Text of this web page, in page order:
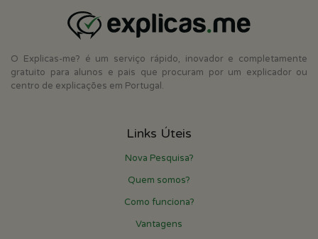
O Explicas-me? é um serviço rápido, inovador e completamente
gratuito para alunos e pais que procuram por um explicador ou
centro de explicações em Portugal.
Links Úteis
Nova Pesquisa?
Quem somos?
Como funciona?
Vantagens